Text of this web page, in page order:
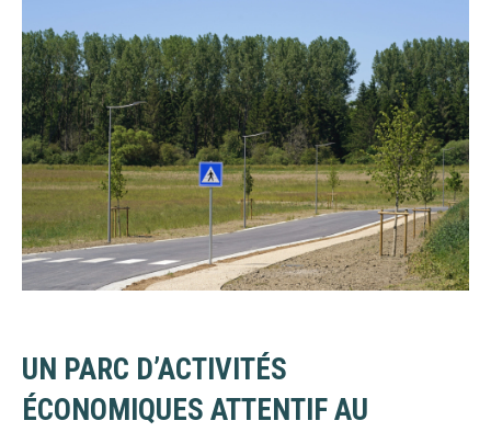
UN PARC D’ACTIVITÉS
ÉCONOMIQUES ATTENTIF AU